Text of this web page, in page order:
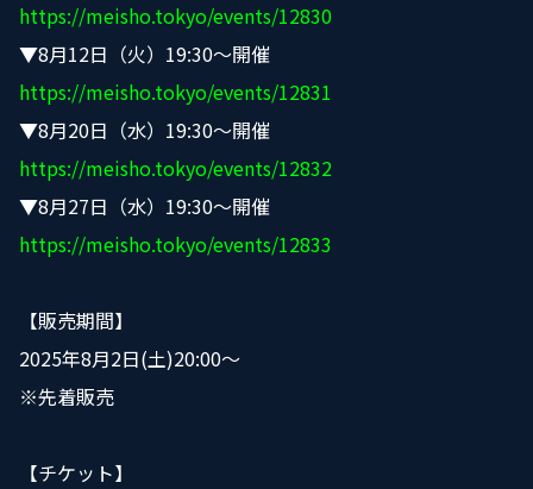
https://meisho.tokyo/events/12830
▼8月12日（火）19:30～開催
https://meisho.tokyo/events/12831
▼8月20日（水）19:30～開催
https://meisho.tokyo/events/12832
▼8月27日（水）19:30～開催
https://meisho.tokyo/events/12833
【販売期間】
2025年8月2日(土)20:00〜
※先着販売
【チケット】